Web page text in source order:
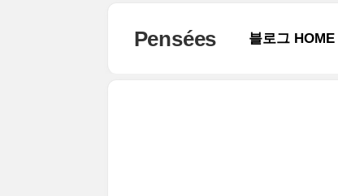
Pensées 블로그 HOME